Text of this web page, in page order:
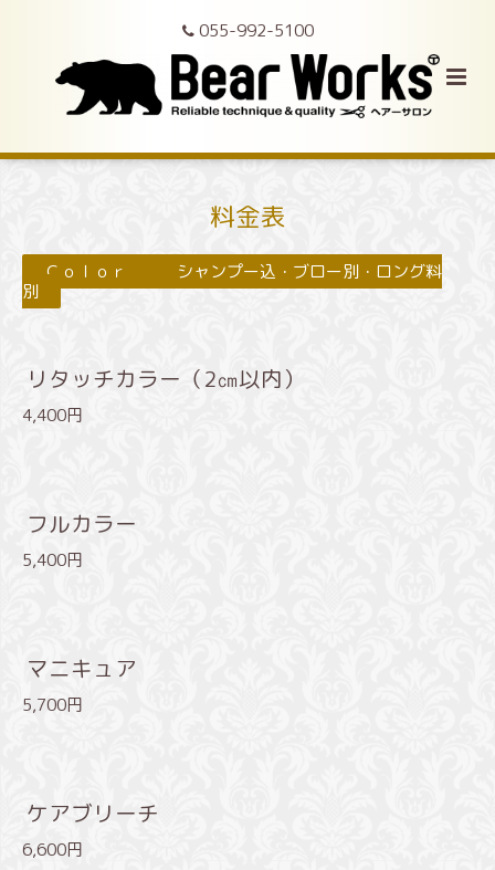
055-992-5100
料金表
Ｃｏｌｏｒ シャンプー込・ブロー別・ロング料
別
リタッチカラー（2㎝以内）
4,400円
フルカラー
5,400円
マニキュア
5,700円
ケアブリーチ
6,600円